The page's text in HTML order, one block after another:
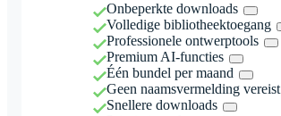
Onbeperkte downloads
Volledige bibliotheektoegang
Professionele ontwerptools
Premium AI-functies
Één bundel per maand
Geen naamsvermelding vereist
Snellere downloads